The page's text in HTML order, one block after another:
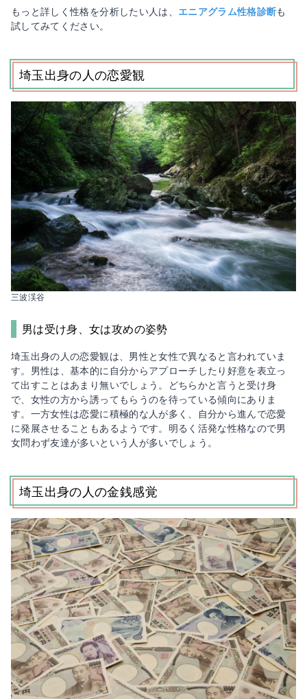
もっと詳しく性格を分析したい人は、 エニアグラム性格診断も
試してみてください。
埼玉出身の人の恋愛観
三波渓谷
男は受け身、女は攻めの姿勢
埼玉出身の人の恋愛観は、男性と女性で異なると言われていま
す。男性は、基本的に自分からアプローチしたり好意を表立っ
て出すことはあまり無いでしょう。どちらかと言うと受け身
で、女性の方から誘ってもらうのを待っている傾向にありま
す。一方女性は恋愛に積極的な人が多く、自分から進んで恋愛
に発展させることもあるようです。明るく活発な性格なので男
女問わず友達が多いという人が多いでしょう。
埼玉出身の人の金銭感覚